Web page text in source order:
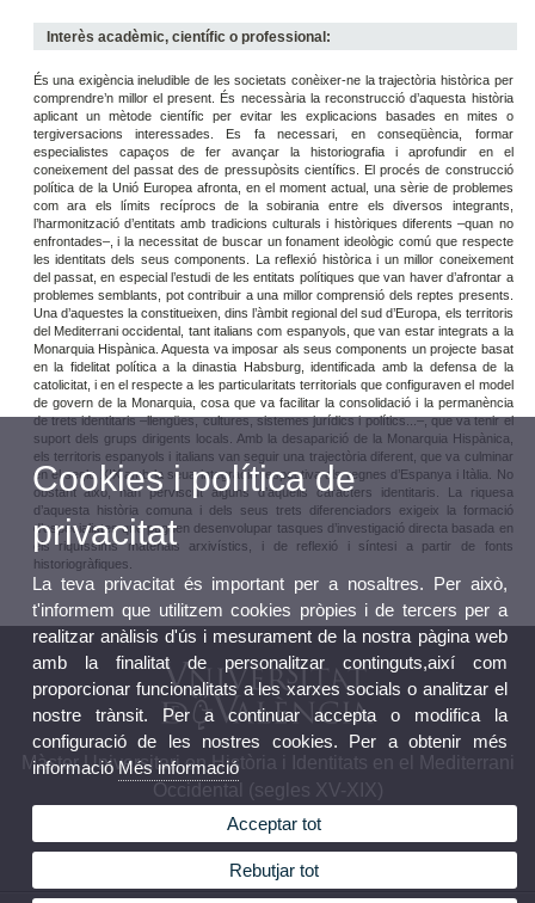
Interès acadèmic, científic o professional:
És una exigència ineludible de les societats conèixer-ne la trajectòria històrica per
comprendre’n millor el present. És necessària la reconstrucció d’aquesta història
aplicant un mètode científic per evitar les explicacions basades en mites o
tergiversacions interessades. Es fa necessari, en conseqüència, formar
especialistes capaços de fer avançar la historiografia i aprofundir en el
coneixement del passat des de pressupòsits científics. El procés de construcció
política de la Unió Europea afronta, en el moment actual, una sèrie de problemes
com ara els límits recíprocs de la sobirania entre els diversos integrants,
l’harmonització d’entitats amb tradicions culturals i històriques diferents –quan no
enfrontades–, i la necessitat de buscar un fonament ideològic comú que respecte
les identitats dels seus components. La reflexió històrica i un millor coneixement
del passat, en especial l’estudi de les entitats polítiques que van haver d’afrontar a
problemes semblants, pot contribuir a una millor comprensió dels reptes presents.
Una d’aquestes la constitueixen, dins l’àmbit regional del sud d’Europa, els territoris
del Mediterrani occidental, tant italians com espanyols, que van estar integrats a la
Monarquia Hispànica. Aquesta va imposar als seus components un projecte basat
en la fidelitat política a la dinastia Habsburg, identificada amb la defensa de la
catolicitat, i en el respecte a les particularitats territorials que configuraven el model
de govern de la Monarquia, cosa que va facilitar la consolidació i la permanència
de trets identitaris –llengües, cultures, sistemes jurídics i polítics...–, que va tenir el
suport dels grups dirigents locals. Amb la desaparició de la Monarquia Hispànica,
els territoris espanyols i italians van seguir una trajectòria diferent, que va culminar
en el segle XIX amb la seua integració respectiva als regnes d’Espanya i Itàlia. No
obstant això, han perviscut alguns d’aquells caràcters identitaris. La riquesa
d’aquesta història comuna i dels seus trets diferenciadors exigeix la formació
d’especialistes que puguen desenvolupar tasques d’investigació directa basada en
els riquíssims materials arxivístics, i de reflexió i síntesi a partir de fonts
historiogràfiques.
Màster Universitari en Història i Identitats en el Mediterrani
Occidental (segles XV-XIX)
Cookies i política de
privacitat
La teva privacitat és important per a nosaltres. Per això,
t'informem que utilitzem cookies pròpies i de tercers per a
realitzar anàlisis d'ús i mesurament de la nostra pàgina web
amb la finalitat de personalitzar continguts,així com
proporcionar funcionalitats a les xarxes socials o analitzar el
nostre trànsit. Per a continuar accepta o modifica la
configuració de les nostres cookies. Per a obtenir més
informacióMés informació
Acceptar tot
Rebutjar tot